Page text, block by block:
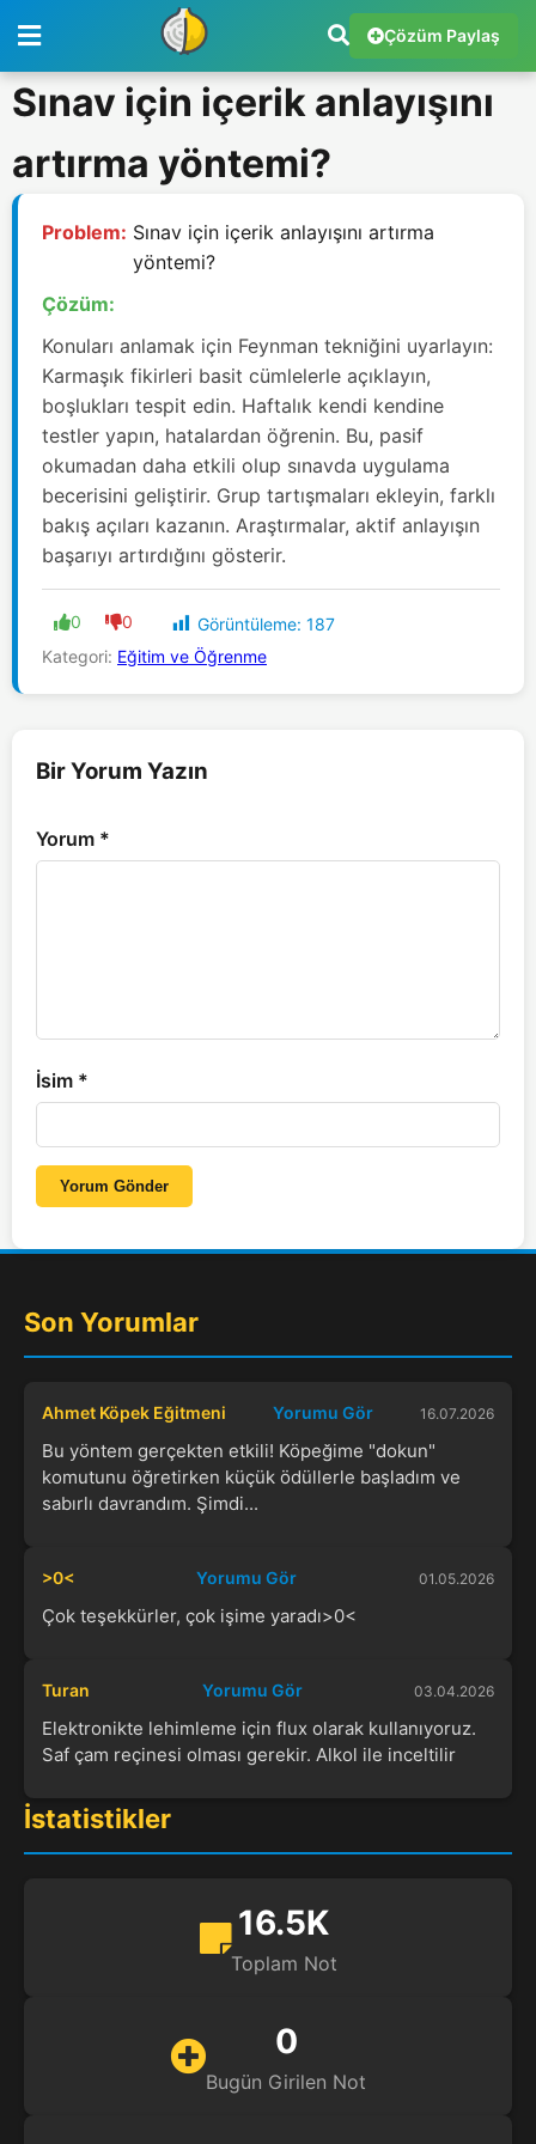
Çözüm Paylaş
Sınav için içerik anlayışını
artırma yöntemi?
Problem: Sınav için içerik anlayışını artırma
yöntemi?
Çözüm:
Konuları anlamak için Feynman tekniğini uyarlayın:
Karmaşık fikirleri basit cümlelerle açıklayın,
boşlukları tespit edin. Haftalık kendi kendine
testler yapın, hatalardan öğrenin. Bu, pasif
okumadan daha etkili olup sınavda uygulama
becerisini geliştirir. Grup tartışmaları ekleyin, farklı
bakış açıları kazanın. Araştırmalar, aktif anlayışın
başarıyı artırdığını gösterir.
0 0 Görüntüleme: 187
Kategori: Eğitim ve Öğrenme
Bir Yorum Yazın
Yorum *
İsim *
Yorum Gönder
Son Yorumlar
Ahmet Köpek Eğitmeni Yorumu Gör 16.07.2026
Bu yöntem gerçekten etkili! Köpeğime "dokun"
komutunu öğretirken küçük ödüllerle başladım ve
sabırlı davrandım. Şimdi...
>0< Yorumu Gör 01.05.2026
Çok teşekkürler, çok işime yaradı>0<
Turan Yorumu Gör 03.04.2026
Elektronikte lehimleme için flux olarak kullanıyoruz.
Saf çam reçinesi olması gerekir. Alkol ile inceltilir
İstatistikler
16.5K
Toplam Not
0
Bugün Girilen Not